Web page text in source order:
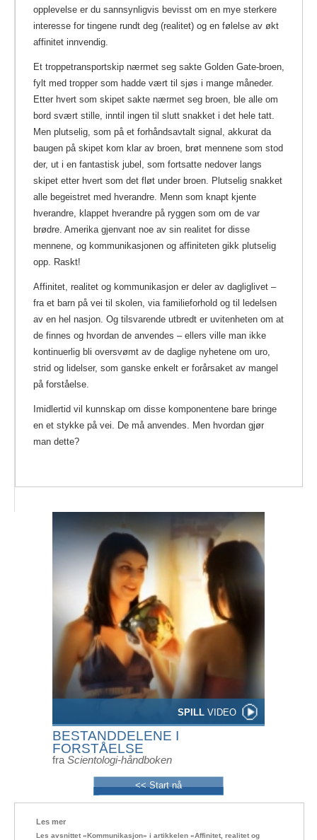
SPILL VIDEO
BESTANDDELENE I
FORSTÅELSE
fra Scientologi-håndboken
<< Start nå
opplevelse er du sannsynligvis bevisst om en mye sterkere
interesse for tingene rundt deg (realitet) og en følelse av økt
affinitet innvendig.
Et troppetransportskip nærmet seg sakte Golden Gate-broen,
fylt med tropper som hadde vært til sjøs i mange måneder.
Etter hvert som skipet sakte nærmet seg broen, ble alle om
bord svært stille, inntil ingen til slutt snakket i det hele tatt.
Men plutselig, som på et forhåndsavtalt signal, akkurat da
baugen på skipet kom klar av broen, brøt mennene som stod
der, ut i en fantastisk jubel, som fortsatte nedover langs
skipet etter hvert som det fløt under broen. Plutselig snakket
alle begeistret med hverandre. Menn som knapt kjente
hverandre, klappet hverandre på ryggen som om de var
brødre. Amerika gjenvant noe av sin realitet for disse
mennene, og kommunikasjonen og affiniteten gikk plutselig
opp. Raskt!
Affinitet, realitet og kommunikasjon er deler av dagliglivet –
fra et barn på vei til skolen, via familieforhold og til ledelsen
av en hel nasjon. Og tilsvarende utbredt er uvitenheten om at
de finnes og hvordan de anvendes – ellers ville man ikke
kontinuerlig bli oversvømt av de daglige nyhetene om uro,
strid og lidelser, som ganske enkelt er forårsaket av mangel
på forståelse.
Imidlertid vil kunnskap om disse komponentene bare bringe
en et stykke på vei. De må anvendes. Men hvordan gjør
man dette?
Les mer
Les avsnittet «Kommunikasjon» i artikkelen «Affinitet, realitet og